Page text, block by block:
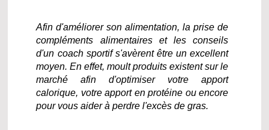
Afin d'améliorer son alimentation, la prise de
compléments alimentaires et les conseils
d'un coach sportif s'avèrent être un excellent
moyen. En effet, moult produits existent sur le
marché afin d'optimiser votre apport
calorique, votre apport en protéine ou encore
pour vous aider à perdre l'excès de gras.